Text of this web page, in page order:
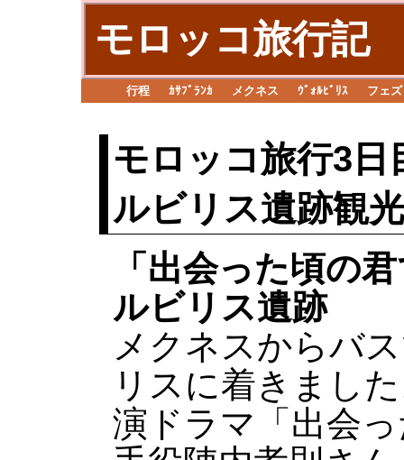
モロッコ旅行記
行程 ｶｻﾌﾞﾗﾝｶ メクネス ｳﾞｫﾙﾋﾞﾘｽ フェズ
モロッコ旅行3日
ルビリス遺跡観光
「出会った頃の
ルビリス遺跡
メクネスからバ
リスに着きまし
演ドラマ「出会